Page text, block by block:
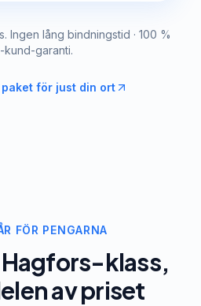
Ingen lång bindningstid · 100 %
kund-garanti.
för just din ort
FÖR PENGARNA
Hagfors-klass,
av priset